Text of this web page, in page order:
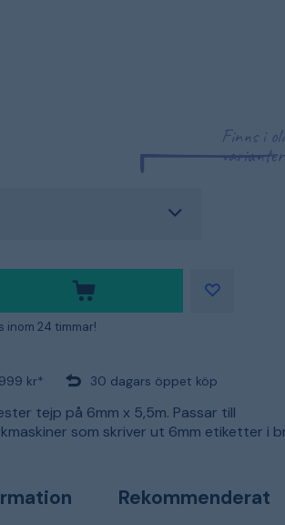
Finns i
varianter
inom 24 timmar!
kr* 30 dagars öppet köp
tejp på 6mm x 5,5m. Passar till
som skriver ut 6mm etiketter i
Rekommenderat